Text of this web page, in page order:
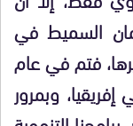
السميط في
فتم في عام
إفريقيا، وبمرور